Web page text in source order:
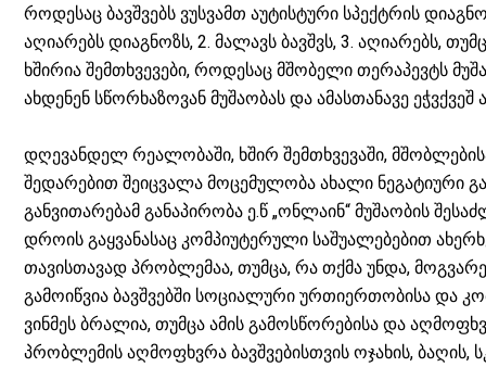
როდესაც ბავშვებს ვუსვამთ აუტისტური სპექტრის
აღიარებს დიაგნოზს, 2. მალავს ბავშვს, 3. აღიარებს,
ხშირია შემთხვევები, როდესაც მშობელი თერაპევტს
ახდენენ სწორხაზოვან მუშაობას და ამასთანავე
დღევანდელ რეალობაში, ხშირ შემთხვევაში,
შედარებით შეიცვალა მოცემულობა ახალი ნეგატიური
განვითარებამ განაპირობა ე.წ „ონლაინ“ მუშაობის
დროის გაყვანასაც კომპიუტერული საშუალებებით
თავისთავად პრობლემაა, თუმცა, რა თქმა უნდა,
გამოიწვია ბავშვებში სოციალური ურთიერთობისა და
ვინმეს ბრალია, თუმცა ამის გამოსწორებისა და
პრობლემის აღმოფხვრა ბავშვებისთვის ოჯახის,